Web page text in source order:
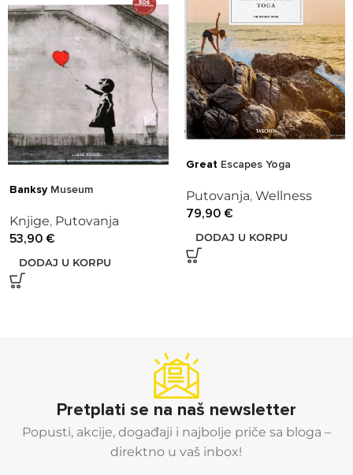
Banksy Museum
Knjige, Putovanja
53,90 €
DODAJ U KORPU
Great Escapes Yoga
Putovanja, Wellness
79,90 €
DODAJ U KORPU
Pretplati se na naš newsletter
Popusti, akcije, događaji i najbolje priče sa bloga –
direktno u vaš inbox!